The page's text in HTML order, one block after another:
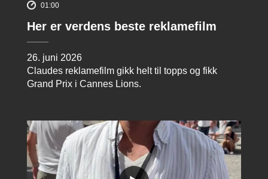
01:00
Her er verdens beste reklamefilm
26. juni 2026
Claudes reklamefilm gikk helt til topps og fikk
Grand Prix i Cannes Lions.